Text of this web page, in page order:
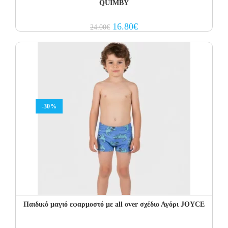
QUIMBY
24.00€ Original
price
24.00€.
16.80€Current
price
-30%
Παιδικό μαγιό εφαρμοστό με all over σχέδιο Αγόρι JOYCE